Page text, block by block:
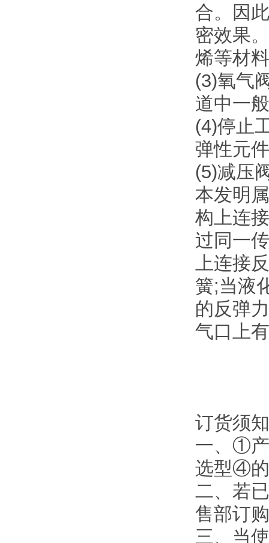
合。因
密效果
烯等材
(3)氧气
道中一
(4)停止
弹性元
(5)减压
本发明
构上连
过同一
上连接
簧;当液
的反弹
气口上
订货须
一、①
选型④
二、若
售部订
三、当